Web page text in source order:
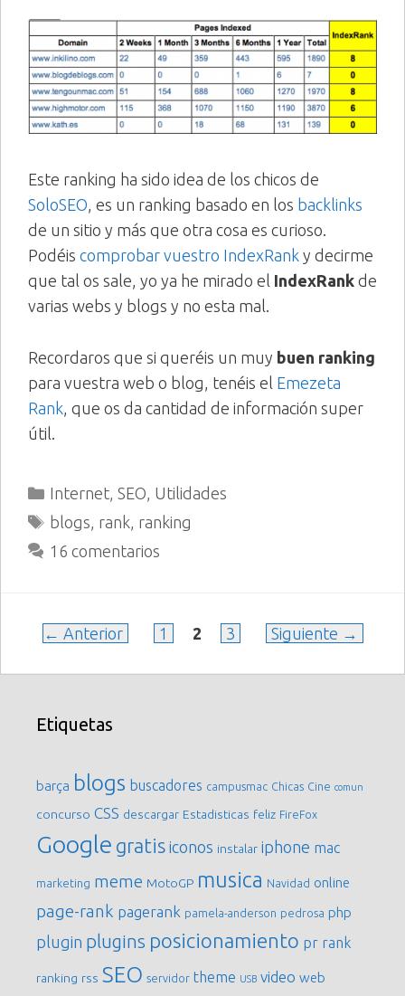
Este ranking ha sido idea de los chicos de
SoloSEO , es un ranking basado en los backlinks
de un sitio y más que otra cosa es curioso.
Podéis comprobar vuestro IndexRank y decirme
que tal os sale, yo ya he mirado el IndexRank de
varias webs y blogs y no esta mal.
Recordaros que si queréis un muy buen ranking
para vuestra web o blog, tenéis el Emezeta
Rank , que os da cantidad de información super
útil.
Categorías
Internet, SEO Utilidades
Etiquetas
blogs rank ranking
16 comentarios
← Anterior Página
1 Página
2 Página
3 Siguiente →
Etiquetas
barça blogs buscadores campusmac Chicas Cine comun
concurso CSS descargar Estadisticas feliz FireFox
Google gratis iconos instalar iphone mac
marketing meme MotoGP musica Navidad online
page-rank pagerank pamela-anderson pedrosa php
plugin plugins posicionamiento pr rank
ranking rss SEO servidor theme USB video web